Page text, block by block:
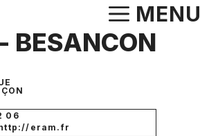
contenu
MENU
BESANCON
06
eram.fr